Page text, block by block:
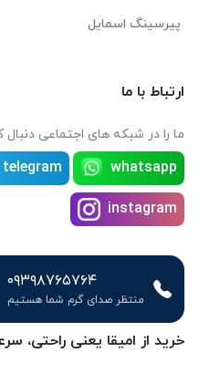
خرید از امیقا یعنی راحتی،
پیرسینگ اسمایل
ارتباط با ما
ما را در شبکه های اجتماعی دنبال
whatsapp
telegram
instagram
۰۹۳۹۸۷۶۵۷۶۴
منتظر صدای گرم شما هستیم